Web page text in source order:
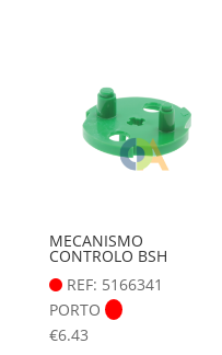
MECANISMO
CONTROLO BSH
REF: 5166341
PORTO
€6.43